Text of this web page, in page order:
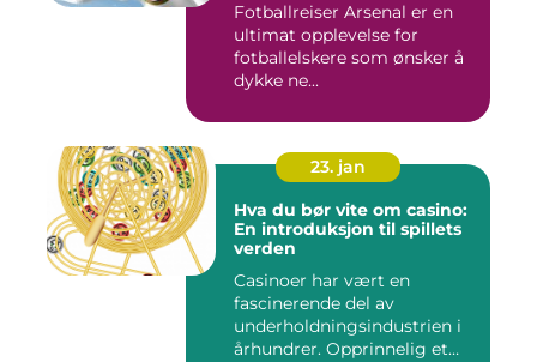
Fotballreiser Arsenal er en
ultimat opplevelse for
fotballelskere som ønsker å
dykke ne...
23. jan
Hva du bør vite om casino:
En introduksjon til spillets
verden
Casinoer har vært en
fascinerende del av
underholdningsindustrien i
århundrer. Opprinnelig et